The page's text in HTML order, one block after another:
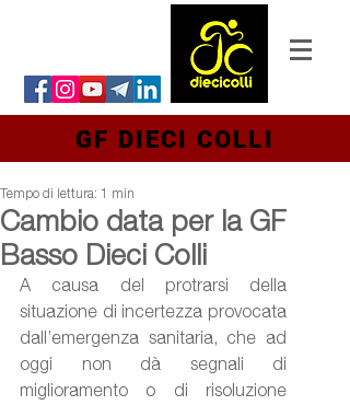
GF DIECI COLLI
Cambio data per la GF
Basso Dieci Colli
Tempo di lettura: 1 min
A causa del protrarsi della
situazione di incertezza provocata
dall’emergenza sanitaria, che ad
oggi non dà segnali di
miglioramento o di risoluzione